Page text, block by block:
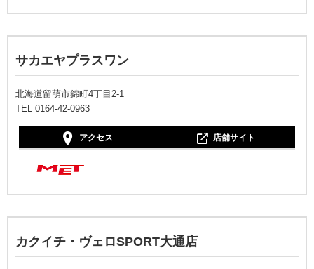
サカエヤプラスワン
北海道留萌市錦町4丁目2-1
TEL 0164-42-0963
アクセス 店舗サイト
カクイチ・ヴェロSPORT大通店